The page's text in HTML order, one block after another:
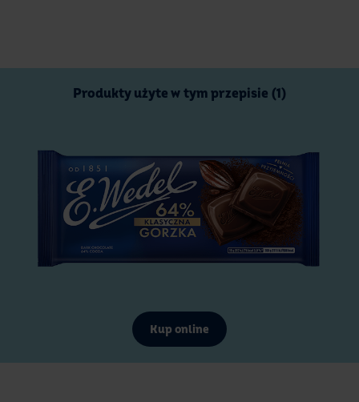
Produkty użyte w tym przepisie (1)
Kup online